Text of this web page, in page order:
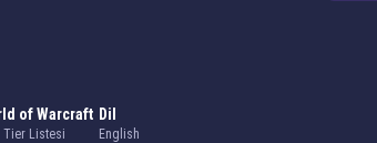
of Warcraft
Tier Listesi
Dil
English